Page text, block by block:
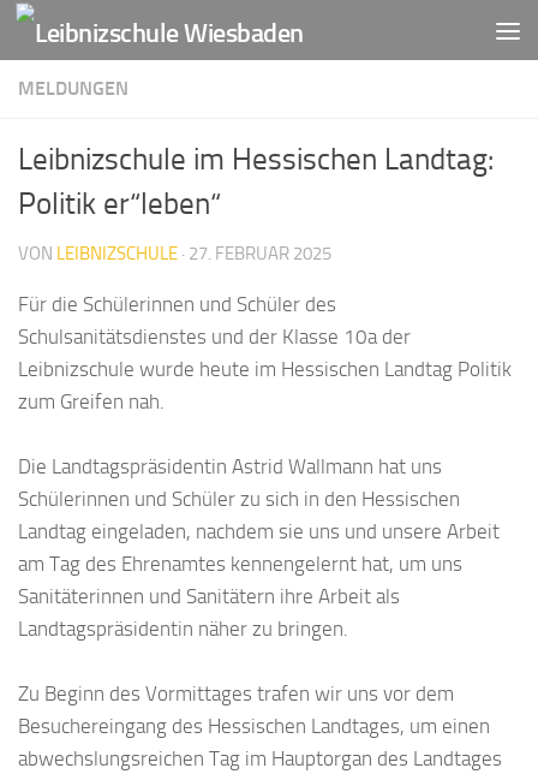
Zum Inhalt springen
MELDUNGEN
Leibnizschule im Hessischen Landtag:
Politik er“leben“
VON LEIBNIZSCHULE · 27. FEBRUAR 2025
Für die Schülerinnen und Schüler des
Schulsanitätsdienstes und der Klasse 10a der
Leibnizschule wurde heute im Hessischen Landtag Politik
zum Greifen nah.
Die Landtagspräsidentin Astrid Wallmann hat uns
Schülerinnen und Schüler zu sich in den Hessischen
Landtag eingeladen, nachdem sie uns und unsere Arbeit
am Tag des Ehrenamtes kennengelernt hat, um uns
Sanitäterinnen und Sanitätern ihre Arbeit als
Landtagspräsidentin näher zu bringen.
Zu Beginn des Vormittages trafen wir uns vor dem
Besuchereingang des Hessischen Landtages, um einen
abwechslungsreichen Tag im Hauptorgan des Landtages